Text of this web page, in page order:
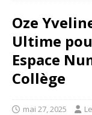
Oze
Ultime
Espace
Collège
mai 27, 2025